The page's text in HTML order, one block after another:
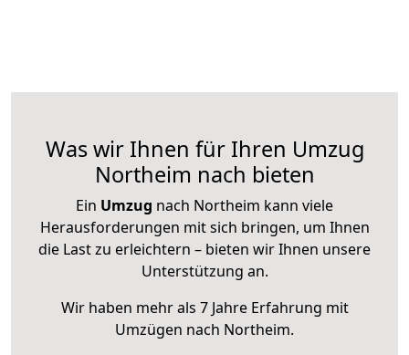
Was wir Ihnen für Ihren Umzug
Northeim nach bieten
Ein Umzug nach Northeim kann viele
Herausforderungen mit sich bringen, um Ihnen
die Last zu erleichtern – bieten wir Ihnen unsere
Unterstützung an.
Wir haben mehr als 7 Jahre Erfahrung mit
Umzügen nach Northeim.